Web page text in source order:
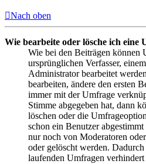
Nach oben
Wie bearbeite oder lösche ich eine
Wie bei den Beiträgen können
ursprünglichen Verfasser,
Administrator bearbeitet
bearbeiten, ändere den ersten
immer mit der Umfrage
Stimme abgegeben hat, dann
löschen oder die
schon ein Benutzer
nur noch von Moderatoren
oder gelöscht werden.
laufenden Umfragen verhindert